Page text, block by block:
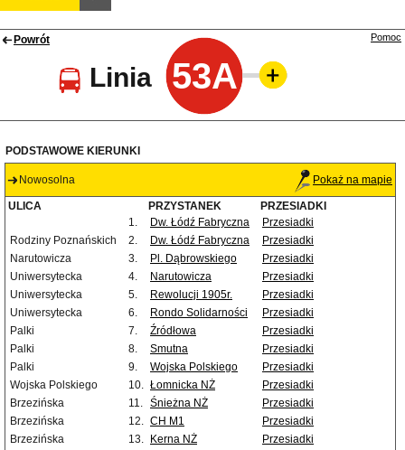
Powrót
Linia 53A
Pomoc
PODSTAWOWE KIERUNKI
Nowosolna Pokaż na mapie
ULICA PRZYSTANEK
PRZESIADKI
1.
Dw. Łódź Fabryczna
Przesiadki
Rodziny Poznańskich
2. Dw. Łódź Fabryczna
Przesiadki
Narutowicza
3. Pl. Dąbrowskiego
Przesiadki
Uniwersytecka
4. Narutowicza
Przesiadki
Uniwersytecka
5. Rewolucji 1905r.
Przesiadki
Uniwersytecka
6. Rondo Solidarności
Przesiadki
Palki
7. Źródłowa
Przesiadki
Palki
8. Smutna
Przesiadki
Palki
9. Wojska Polskiego
Przesiadki
Wojska Polskiego
10. Łomnicka NŻ
Przesiadki
Brzezińska
11. Śnieżna NŻ
Przesiadki
Brzezińska
12. CH M1
Przesiadki
Brzezińska
13. Kerna NŻ
Przesiadki